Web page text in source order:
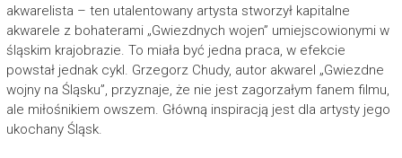
akwarelista – ten utalentowany artysta stworzył kapitalne
akwarele z bohaterami „Gwiezdnych wojen” umiejscowionymi w
śląskim krajobrazie. To miała być jedna praca, w efekcie
powstał jednak cykl. Grzegorz Chudy, autor akwarel „Gwiezdne
wojny na Śląsku”, przyznaje, że nie jest zagorzałym fanem filmu,
ale miłośnikiem owszem. Główną inspiracją jest dla artysty jego
ukochany Śląsk.